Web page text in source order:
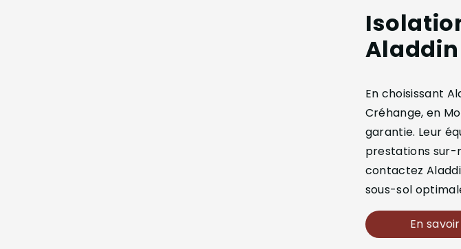
Aladdin
En choisissant
Créhange, en
garantie. Leur
prestations sur-
contactez
sous-sol
En